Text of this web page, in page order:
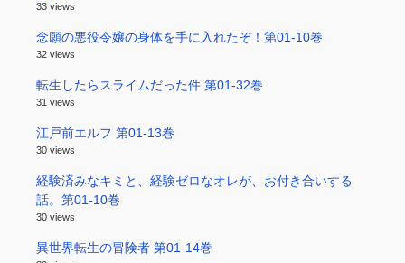
33 views
念願の悪役令嬢の身体を手に入れたぞ！第01-10巻
32 views
転生したらスライムだった件 第01-32巻
31 views
江戸前エルフ 第01-13巻
30 views
経験済みなキミと、経験ゼロなオレが、お付き合いする
話。第01-10巻
30 views
異世界転生の冒険者 第01-14巻